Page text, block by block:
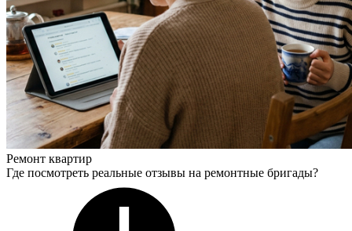
Ремонт квартир
Где посмотреть реальные отзывы на ремонтные бригады?